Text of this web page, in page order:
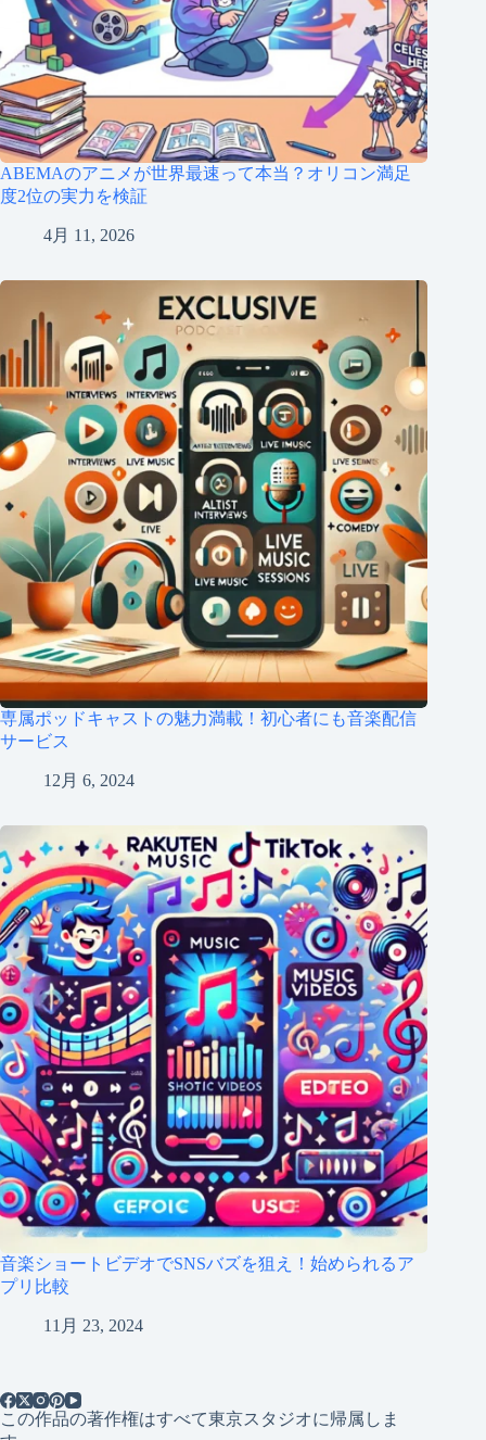
ABEMAのアニメが世界最速って本当？オリコン満足
度2位の実力を検証
4月 11, 2026
専属ポッドキャストの魅力満載！初心者にも音楽配信
サービス
12月 6, 2024
音楽ショートビデオでSNSバズを狙え！始められるア
プリ比較
11月 23, 2024
この作品の著作権はすべて東京スタジオに帰属しま